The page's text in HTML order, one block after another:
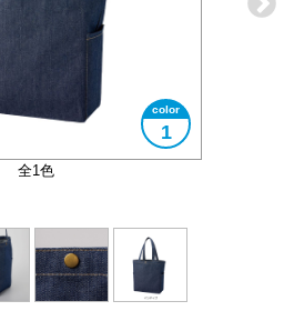
全1色
1
B4サイズ対応
ドポケット付き
ゴールドのホック付き